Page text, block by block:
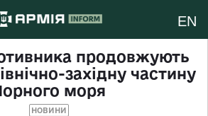
EN
продовжують
західну частину
моря
НОВИНИ